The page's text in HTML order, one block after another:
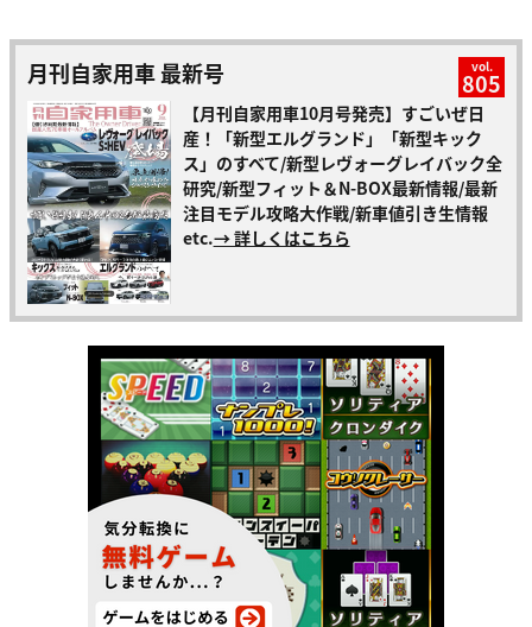
月刊自家用車 最新号 vol.
805
【月刊自家用車10月号発売】すごいぜ日
産！「新型エルグランド」「新型キック
ス」のすべて/新型レヴォーグレイバック全
研究/新型フィット＆N-BOX最新情報/最新
注目モデル攻略大作戦/新車値引き生情報
etc.→ 詳しくはこちら